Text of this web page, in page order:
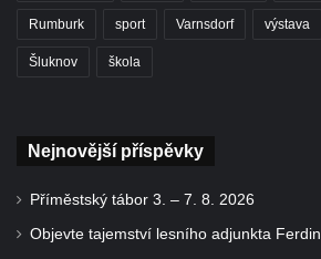
Rumburk sport Varnsdorf výstava
Šluknov škola
Nejnovější příspěvky
Příměstský tábor 3. – 7. 8. 2026
Objevte tajemství lesního adjunkta